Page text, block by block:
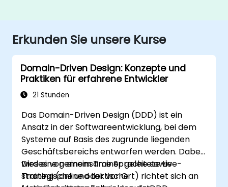
Erkunden Sie unsere Kurse
Domain-Driven Design: Konzepte und
Praktiken für erfahrene Entwickler
21 Stunden
Das Domain-Driven Design (DDD) ist ein
Ansatz in der Softwareentwicklung, bei dem
Systeme auf Basis des zugrunde liegenden
Geschäftsbereichs entworfen werden. Dabei
wird eine gemeinsame Sprache sowie
strategische und taktische
Dieses von einem Trainer geleitete Live-
Training (online oder vor Ort) richtet sich an